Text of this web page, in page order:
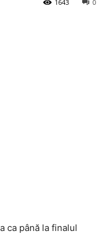
0
1643
ca până la finalul